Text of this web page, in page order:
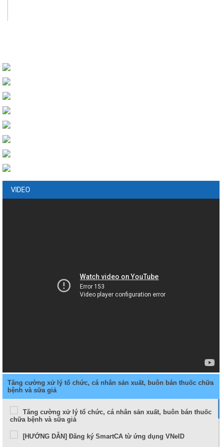
VIDEO
Tăng cường xử lý tổ chức, cá nhân sản xuất, buôn bán thuốc chữa
bệnh và sữa giả
Tăng cường xử lý tổ chức, cá nhân sản xuất, buôn bán thuốc
chữa bệnh và sữa giả
[HƯỚNG DẪN] Đăng ký SmartCA từ ứng dụng VNeID